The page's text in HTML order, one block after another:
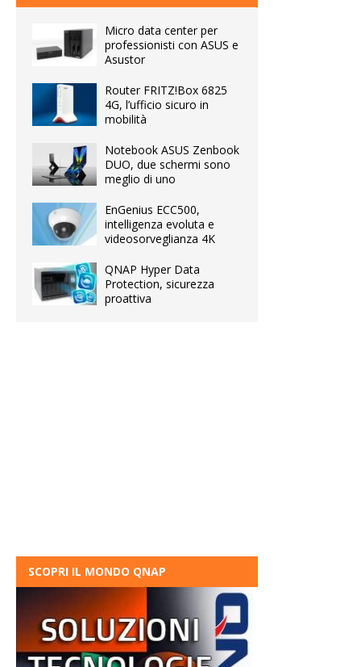
Micro data center per
professionisti con ASUS e
Asustor
Router FRITZ!Box 6825
4G, l’ufficio sicuro in
mobilità
Notebook ASUS Zenbook
DUO, due schermi sono
meglio di uno
EnGenius ECC500,
intelligenza evoluta e
videosorveglianza 4K
QNAP Hyper Data
Protection, sicurezza
proattiva
SCOPRI IL MONDO QNAP